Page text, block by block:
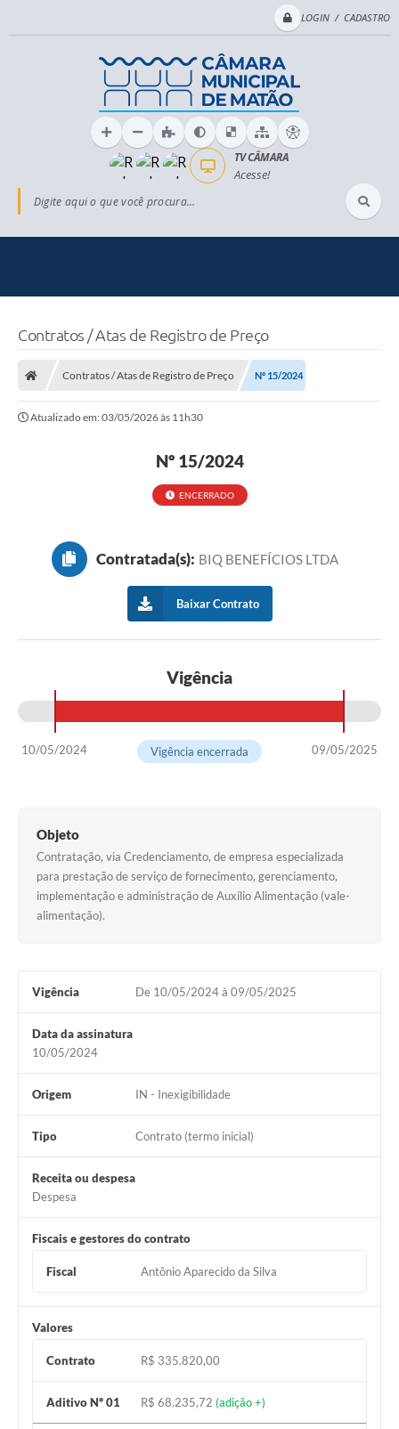
LOGIN / CADASTRO
Digite aqui o que você procura...
TV CÂMARA
Acesse!
Contratos / Atas de Registro de Preço
Contratos / Atas de Registro de Preço Nº 15/2024
Atualizado em: 03/05/2026 às 11h30
Nº 15/2024
ENCERRADO
Contratada(s): BIQ BENEFÍCIOS LTDA
Baixar Contrato
Vigência
10/05/2024 09/05/2025
Vigência encerrada
Objeto
Contratação, via Credenciamento, de empresa especializada
para prestação de serviço de fornecimento, gerenciamento,
implementação e administração de Auxílio Alimentação (vale-
alimentação).
Vigência De 10/05/2024 à 09/05/2025
Data da assinatura
10/05/2024
Origem IN - Inexigibilidade
Tipo Contrato (termo inicial)
Receita ou despesa
Despesa
Fiscais e gestores do contrato
Fiscal Antônio Aparecido da Silva
Valores
Contrato R$ 335.820,00
Aditivo Nº 01 R$ 68.235,72(adição +)